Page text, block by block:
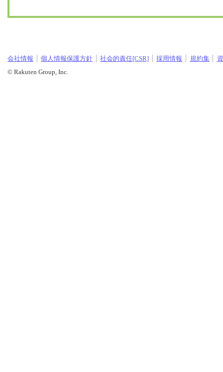
会社情報 個人情報保護方針 社会的責任[CSR] 採用情報 規約集
© Rakuten Group, Inc.